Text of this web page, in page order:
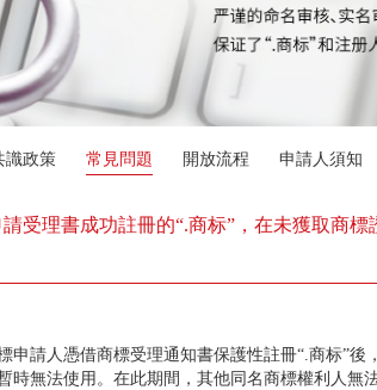
識政策 常見問題 開放流程 申請人須知
受理書成功註冊的“.商标”，在未獲取商
請人憑借商標受理通知書保護性註冊“.商标”後
時無法使用。在此期間，其他同名商標權利人無